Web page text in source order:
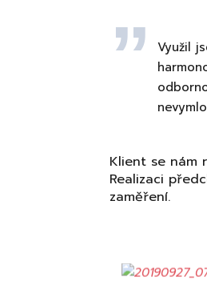
Využil
Klient se nám
Realizaci
zaměření.